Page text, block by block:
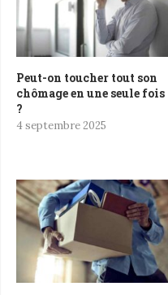
Peut-on toucher tout son
chômage en une seule fois
?
4 septembre 2025